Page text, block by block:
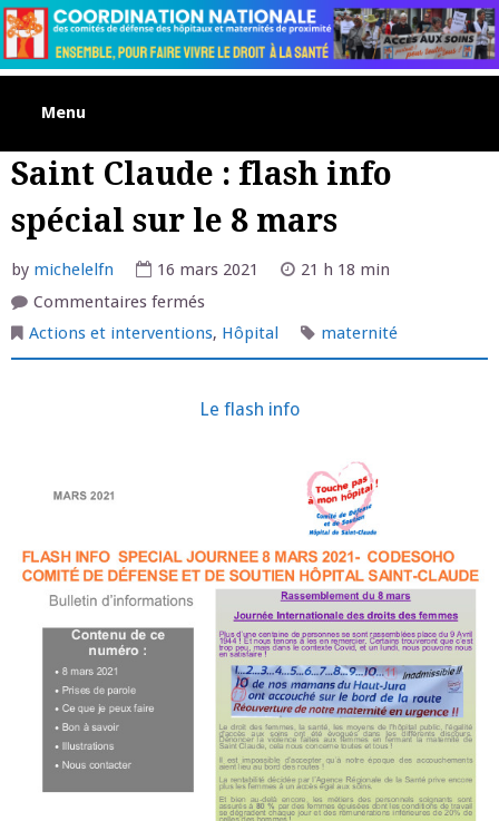
Skip
to
content
Menu
Saint Claude : flash info
spécial sur le 8 mars
by michelelfn 16 mars 2021
21 h 18 min
Commentaires ferméssur
Claude
flash
sur
Actions et interventions, Hôpital maternité
Le flash info